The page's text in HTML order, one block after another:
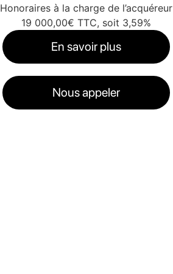
Honoraires à la charge de l’acquéreur
19 000,00€ TTC, soit 3,59%
En savoir plus
Nous appeler